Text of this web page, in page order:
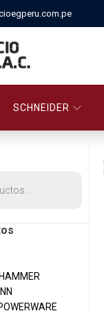
SCHNEIDER